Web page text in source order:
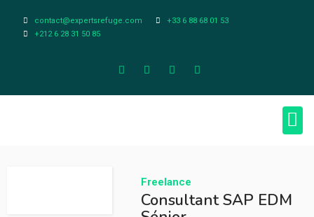
contact@expertsrefuge.com
+33 6 88 68 01 53
+212 6 28 31 50 85
Freelance
Consultant SAP EDM